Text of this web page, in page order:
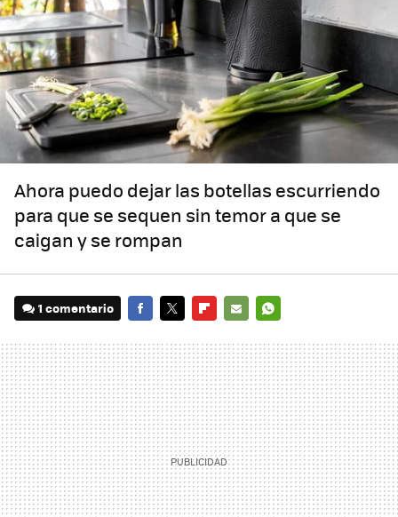
Ahora puedo dejar las botellas escurriendo
para que se sequen sin temor a que se
caigan y se rompan
1 comentario
MAIL